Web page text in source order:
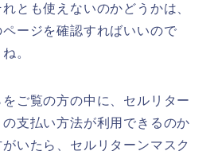
とも使えないのかどうかは、
ージを確認すればいいので
。
ご覧の方の中に、セルリター
支払い方法が利用できるのか
いたら、セルリターンマスク